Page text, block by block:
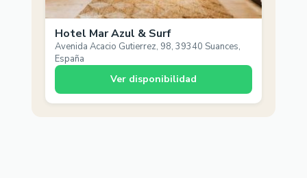
Hotel Mar Azul & Surf
Avenida Acacio Gutierrez, 98, 39340 Suances,
España
Ver disponibilidad